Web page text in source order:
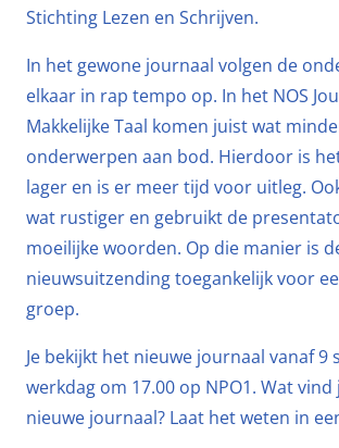
Stichting Lezen en Schrijven.
In het gewone journaal volgen de
elkaar in rap tempo op. In het NOS
Makkelijke Taal komen juist wat
onderwerpen aan bod. Hierdoor is
lager en is er meer tijd voor uitleg.
wat rustiger en gebruikt de
moeilijke woorden. Op die manier is
nieuwsuitzending toegankelijk voor
groep.
Je bekijkt het nieuwe journaal vanaf 9
werkdag om 17.00 op NPO1. Wat
nieuwe journaal? Laat het weten in